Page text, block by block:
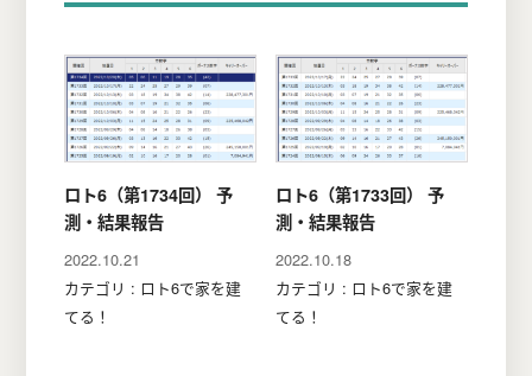
ロト6（第1734回） 予
測・結果報告
2022.10.21
カテゴリ : ロト6で家を建
てる！
ロト6（第1733回） 予
測・結果報告
2022.10.18
カテゴリ : ロト6で家を建
てる！